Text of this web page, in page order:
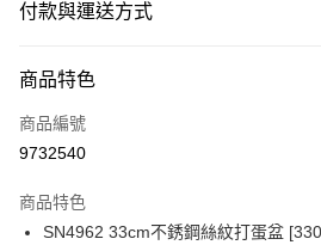
付款與運送方式
信用卡一次付款
超商取貨付款
Apple Pay
商品特色
商品編號
9732540
商品特色
SN4962 33cm不銹鋼絲紋打蛋盆